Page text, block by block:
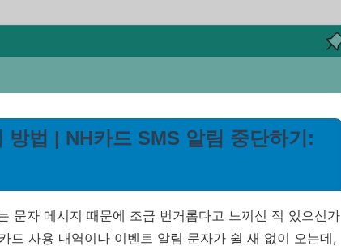
방법 | NH카드 SMS 알림 중단하기:
문자 메시지 때문에 조금 번거롭다고 느끼신 적 있으신가
드 사용 내역이나 이벤트 알림 문자가 쉴 새 없이 오는데,